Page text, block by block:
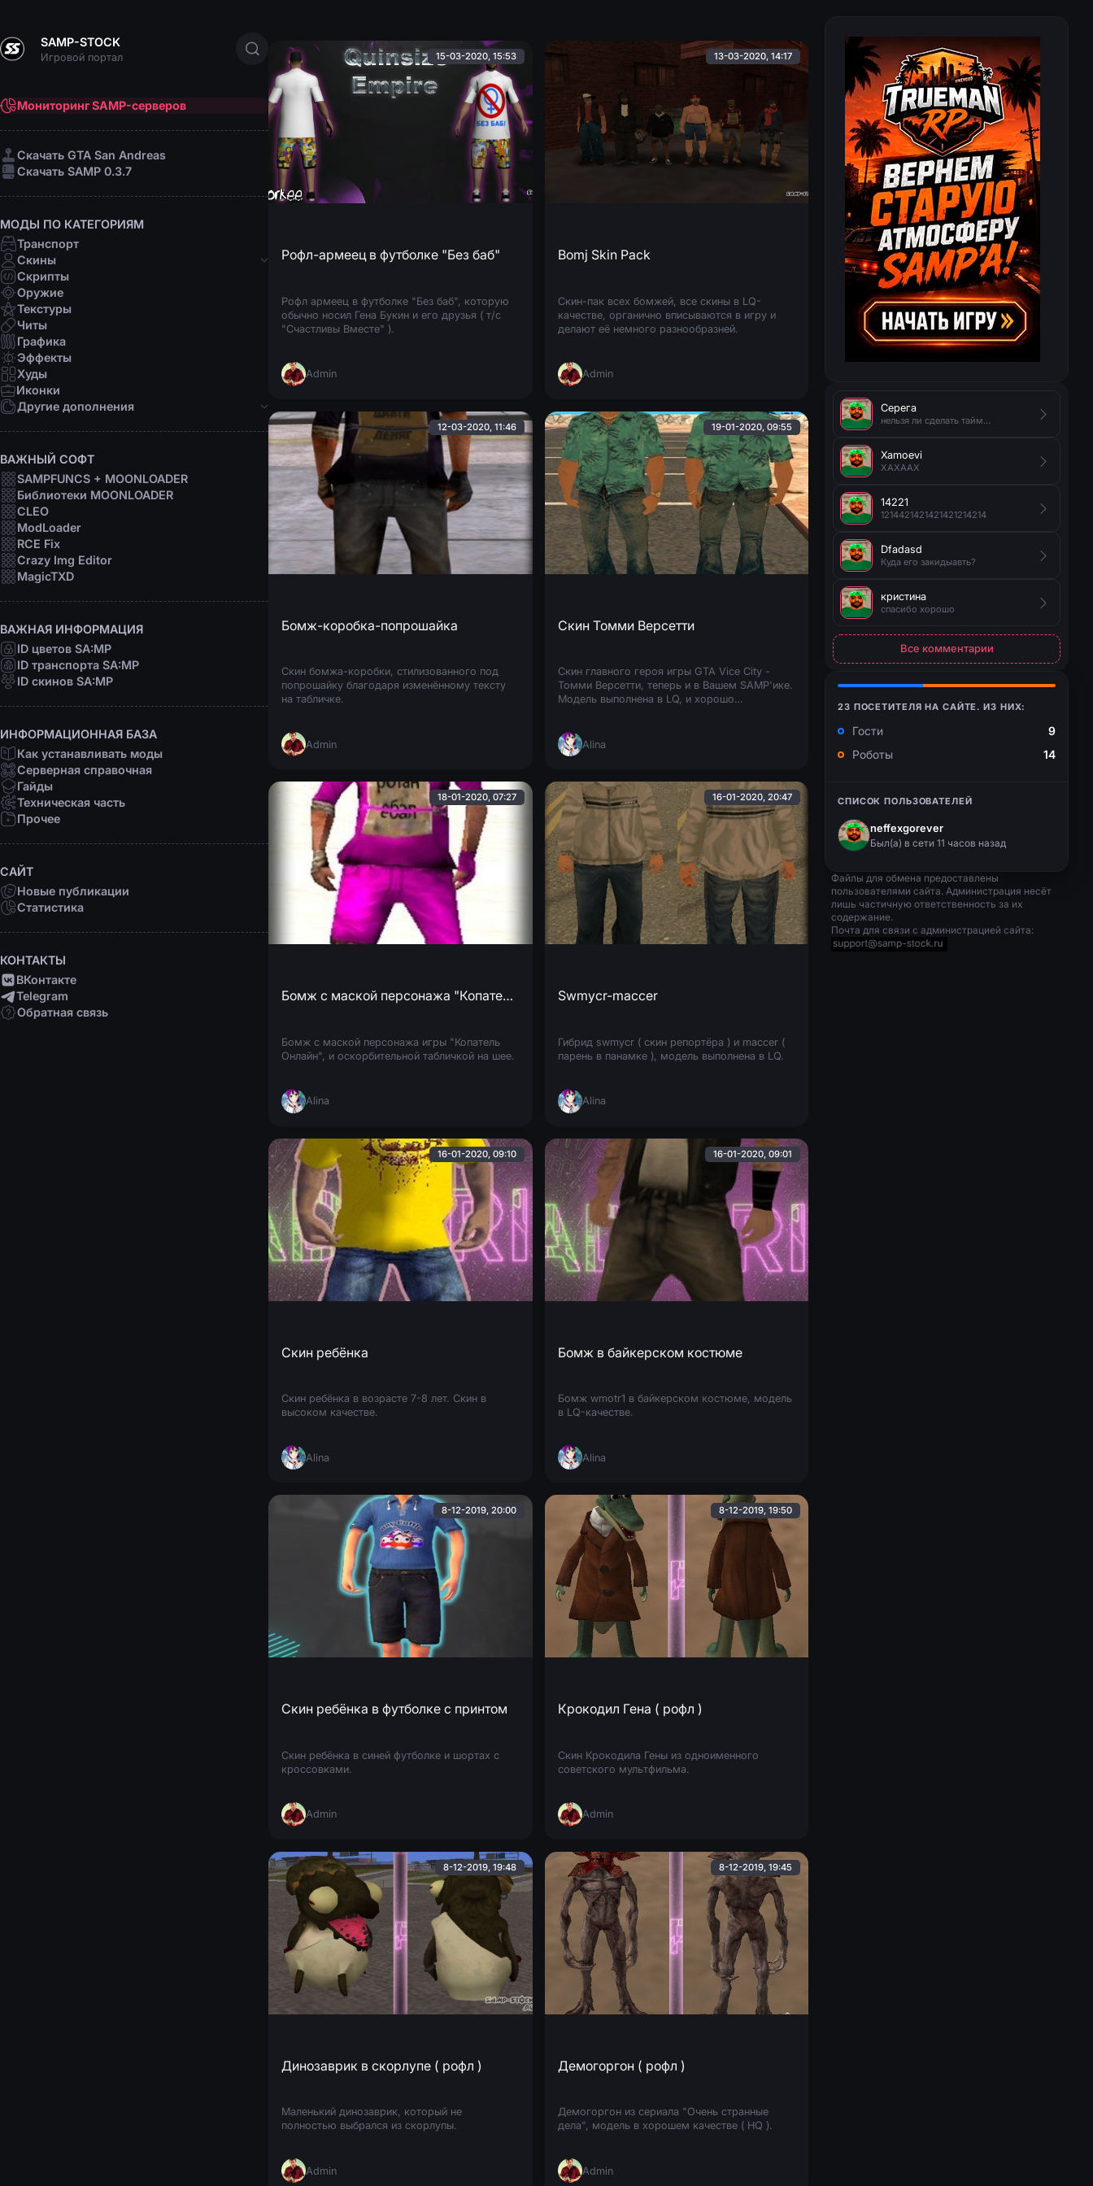
SAMP-STOCK
Игровой портал
Мониторинг SAMP-серверов
Cкачать GTA San Andreas
Cкачать SAMP 0.3.7
МОДЫ ПО КАТЕГОРИЯМ
Транспорт
Скины
Банды
Афро-американцы
Латино
Мафии
Организации
Девушки
Персоны
Рофл
Скрипты
Оружие
Текстуры
Читы
Графика
Эффекты
Худы
Иконки
Другие дополнения
Звуки
Анимации
Шрифты
Прицелы
Радары
Программы
ВАЖНЫЙ СОФТ
SAMPFUNCS + MOONLOADER
Библиотеки MOONLOADER
CLEO
ModLoader
RCE Fix
Crazy Img Editor
MagicTXD
ВАЖНАЯ ИНФОРМАЦИЯ
ID цветов SA:MP
ID транспорта SA:MP
ID скинов SA:MP
ИНФОРМАЦИОННАЯ БАЗА
Как устанавливать моды
Серверная справочная
Гайды
Техническая часть
Прочее
САЙТ
Новые публикации
Статистика
КОНТАКТЫ
ВКонтакте
Telegram
Обратная связь
15-03-2020, 15:53
Рофл-армеец в футболке "Без баб"
Рофл армеец в футболке "Без баб", которую
обычно носил Гена Букин и его друзья ( т/с
"Счастливы Вместе" ).
Admin
13-03-2020, 14:17
Bomj Skin Pack
Скин-пак всех бомжей, все скины в LQ-
качестве, органично вписываются в игру и
делают её немного разнообразней.
Admin
12-03-2020, 11:46
Бомж-коробка-попрошайка
Скин бомжа-коробки, стилизованного под
попрошайку благодаря изменённому тексту
на табличке.
Admin
19-01-2020, 09:55
Скин Томми Версетти
Скин главного героя игры GTA Vice City -
Томми Версетти, теперь и в Вашем SAMP'ике.
Модель выполнена в LQ, и хорошо
Alina
18-01-2020, 07:27
Бомж с маской персонажа "Копатель Онлайн"
Бомж с маской персонажа игры "Копатель
Онлайн", и оскорбительной табличкой на шее.
Alina
16-01-2020, 20:47
Swmycr-maccer
Гибрид swmycr ( скин репортёра ) и maccer (
парень в панамке ), модель выполнена в LQ.
Alina
16-01-2020, 09:10
Скин ребёнка
Скин ребёнка в возрасте 7-8 лет. Скин в
высоком качестве.
Alina
16-01-2020, 09:01
Бомж в байкерском костюме
Бомж wmotr1 в байкерском костюме, модель
в LQ-качестве.
Alina
8-12-2019, 20:00
Скин ребёнка в футболке с принтом
Скин ребёнка в синей футболке и шортах с
кроссовками.
Admin
8-12-2019, 19:50
Крокодил Гена ( рофл )
Скин Крокодила Гены из одноименного
советского мультфильма.
Admin
8-12-2019, 19:48
Динозаврик в скорлупе ( рофл )
Маленький динозаврик, который не
полностью выбрался из скорлупы.
Admin
8-12-2019, 19:45
Демогоргон ( рофл )
Демогоргон из сериала "Очень странные
дела", модель в хорошем качестве ( HQ ).
Admin
Серега
Xamoevi
XAXAAX
14221
1214421421421421214214
Dfadasd
Куда его закидыавть?
кристина
спасибо хорошо
Все комментарии
23 ПОСЕТИТЕЛЯ НА САЙТЕ. ИЗ НИХ:
Гости
9
Роботы
14
СПИСОК ПОЛЬЗОВАТЕЛЕЙ
neffexgorever
Был(a) в сети 11 часов назад
Файлы для обмена предоставлены
пользователями сайта. Администрация несёт
лишь частичную ответственность за их
содержание.
Почта для связи с администрацией сайта: